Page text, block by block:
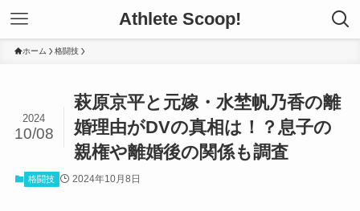
Athlete Scoop!
ホーム 格闘技
萩原京平と元嫁・水埜帆乃香の離
婚理由がDVの真相は！？息子の
親権や離婚後の関係も調査
2024
10/08
格闘技 2024年10月8日